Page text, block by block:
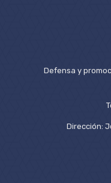
Defensa y
Dirección: